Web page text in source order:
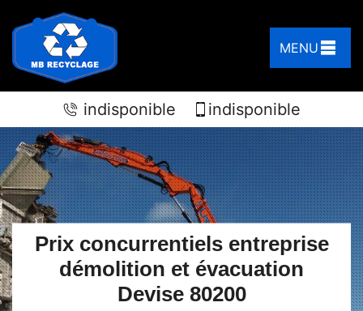
MENU
indisponible indisponible
Prix concurrentiels entreprise
démolition et évacuation
Devise 80200